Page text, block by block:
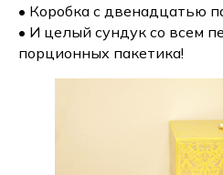
• Коробка с двенадцатью
• И целый сундук со всем
порционных пакетика!